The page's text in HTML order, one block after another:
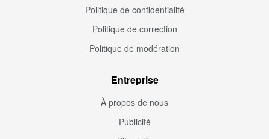
Politique de confidentialité
Politique de correction
Politique de modération
Entreprise
À propos de nous
Publicité